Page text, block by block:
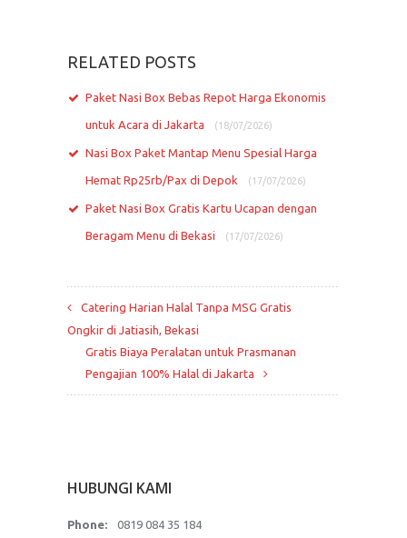
RELATED POSTS
Paket Nasi Box Bebas Repot Harga Ekonomis
untuk Acara di Jakarta (18/07/2026)
Nasi Box Paket Mantap Menu Spesial Harga
Hemat Rp25rb/Pax di Depok (17/07/2026)
Paket Nasi Box Gratis Kartu Ucapan dengan
Beragam Menu di Bekasi (17/07/2026)
Catering Harian Halal Tanpa MSG Gratis
Ongkir di Jatiasih, Bekasi
Gratis Biaya Peralatan untuk Prasmanan
Pengajian 100% Halal di Jakarta
HUBUNGI KAMI
Phone:
0819 084 35 184